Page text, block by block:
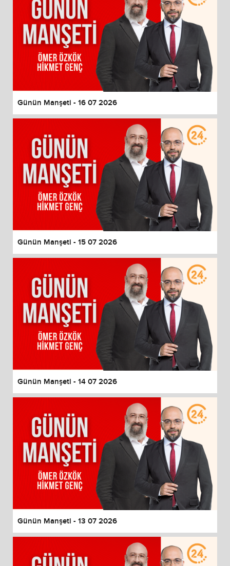
Günün Manşeti - 16 07 2026
Günün Manşeti - 15 07 2026
Günün Manşeti - 14 07 2026
Günün Manşeti - 13 07 2026